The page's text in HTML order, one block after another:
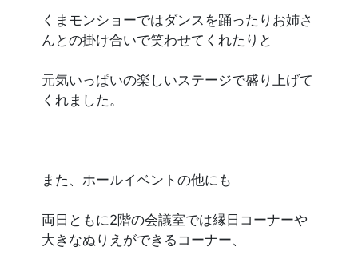
くまモンショーではダンスを踊ったりお姉さ
んとの掛け合いで笑わせてくれたりと
元気いっぱいの楽しいステージで盛り上げて
くれました。
また、ホールイベントの他にも
両日ともに2階の会議室では縁日コーナーや
大きなぬりえができるコーナー、